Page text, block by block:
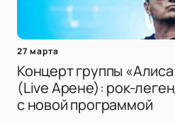
27 марта
Концерт группы
(Live Арене): рок-
с новой программой